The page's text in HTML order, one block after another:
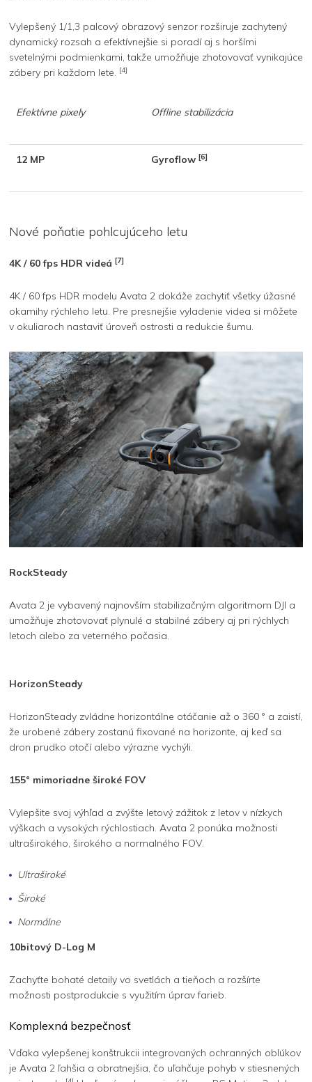
Vylepšený 1/1,3 palcový obrazový senzor rozširuje zachytený
dynamický rozsah a efektívnejšie si poradí aj s horšími
svetelnými podmienkami, takže umožňuje zhotovovať vynikajúce
zábery pri každom lete. [4]
Efektívne pixely Offline stabilizácia
12 MP Gyroflow [6]
Nové poňatie pohlcujúceho letu
4K / 60 fps HDR videá [7]
4K / 60 fps HDR modelu Avata 2 dokáže zachytiť všetky úžasné
okamihy rýchleho letu. Pre presnejšie vyladenie videa si môžete
v okuliaroch nastaviť úroveň ostrosti a redukcie šumu.
RockSteady
Avata 2 je vybavený najnovším stabilizačným algoritmom DJI a
umožňuje zhotovovať plynulé a stabilné zábery aj pri rýchlych
letoch alebo za veterného počasia.
HorizonSteady
HorizonSteady zvládne horizontálne otáčanie až o 360 ° a zaistí,
že urobené zábery zostanú fixované na horizonte, aj keď sa
dron prudko otočí alebo výrazne vychýli.
155° mimoriadne široké FOV
Vylepšite svoj výhľad a zvýšte letový zážitok z letov v nízkych
výškach a vysokých rýchlostiach. Avata 2 ponúka možnosti
ultraširokého, širokého a normalného FOV.
Ultraširoké
Široké
Normálne
10bitový D-Log M
Zachyťte bohaté detaily vo svetlách a tieňoch a rozšírte
možnosti postprodukcie s využitím úprav farieb.
Komplexná bezpečnosť
Vďaka vylepšenej konštrukcii integrovaných ochranných oblúkov
je Avata 2 ľahšia a obratnejšia, čo uľahčuje pohyb v stiesnených